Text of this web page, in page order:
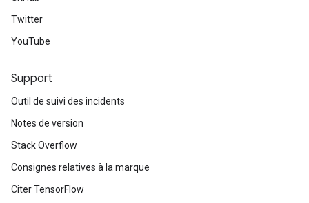
Twitter
YouTube
Support
Outil de suivi des incidents
Notes de version
Stack Overflow
Consignes relatives à la marque
Citer TensorFlow